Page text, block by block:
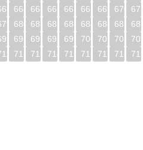
664 665 666 667 668 669 670
680 681 682 683 684 685 686
696 697 698 699 700 701 702
712 713 714 715 716 717 718